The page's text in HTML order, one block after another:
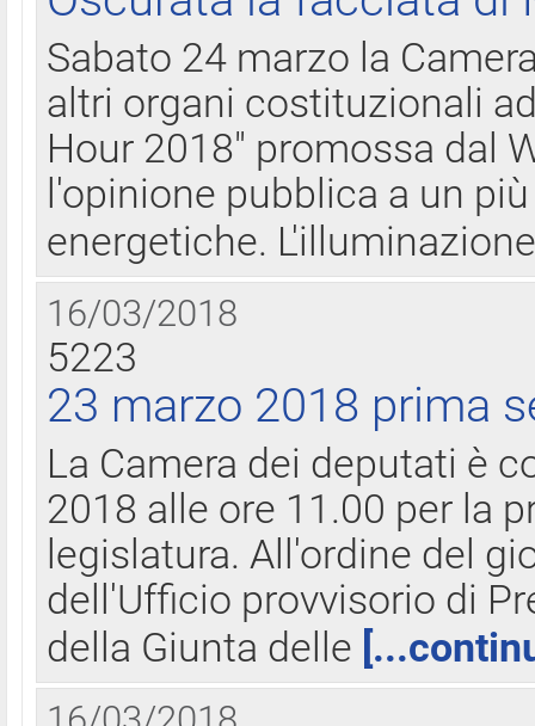
Sabato 24 marzo la
altri organi costituzionali
Hour 2018" promossa dal
l'opinione pubblica a un
energetiche.
16/03/2018
5223
23 marzo 2018 prima
La Camera dei deputati è
2018 alle ore 11.00 per la
legislatura. All'ordine del
dell'Ufficio provvisorio di
della Giunta delle